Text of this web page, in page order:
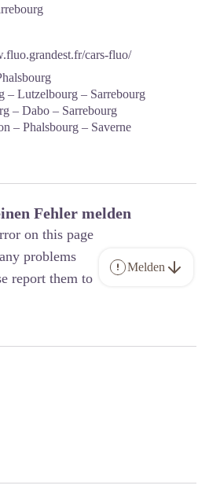
cars-fluo/
– Lutzelbourg – Sarrebourg
– Dabo – Sarrebourg
– Phalsbourg – Saverne
Fehler melden
on this page
problems
report them to
Melden